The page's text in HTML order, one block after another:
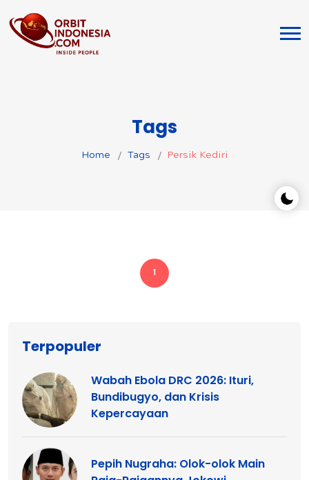
Tags
Home Tags Persik Kediri
1
Terpopuler
Wabah Ebola DRC 2026: Ituri,
Bundibugyo, dan Krisis
Kepercayaan
Pepih Nugraha: Olok-olok Main